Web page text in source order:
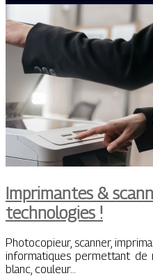
Imprimantes &
technologies !
Photocopieur, scanner,
informatiques permettant de
blanc, couleur…